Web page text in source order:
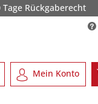
Tage Rückgaberecht
Mein Konto